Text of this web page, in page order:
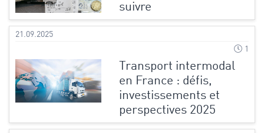
suivre
21.09.2025
1
Transport intermodal
en France : défis,
investissements et
perspectives 2025